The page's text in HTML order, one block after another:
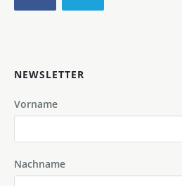
NEWSLETTER
Vorname
Nachname